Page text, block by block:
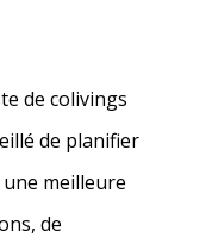
de colivings
de planifier
meilleure
de